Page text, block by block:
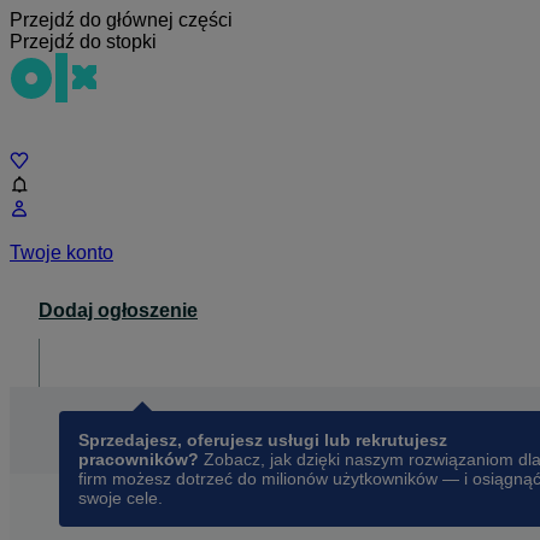
Przejdź do głównej części
Przejdź do stopki
Twoje konto
Dodaj ogłoszenie
Sprzedajesz, oferujesz usługi lub rekrutujesz
pracowników? Zobacz, jak dzięki naszym rozwiązaniom dla
firm możesz dotrzeć do milionów użytkowników — i osiągnąć
swoje cele.